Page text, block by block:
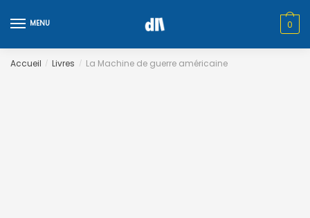
to
to
MENU 0
Accueil / Livres / La Machine de guerre américaine